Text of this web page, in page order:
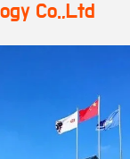
Co.,Ltd